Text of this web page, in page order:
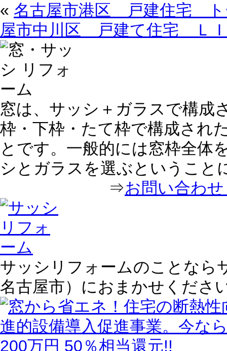
« 名古屋市港区 戸建住宅 ト
屋市中川区 戸建て住宅 ＬＩ
窓は、サッシ＋ガラスで構成
枠・下枠・たて枠で構成され
とです。一般的には窓枠全体
シとガラスを選ぶということ
⇒お問い合わ
サッシリフォームのことなら
名古屋市）におまかせくださ